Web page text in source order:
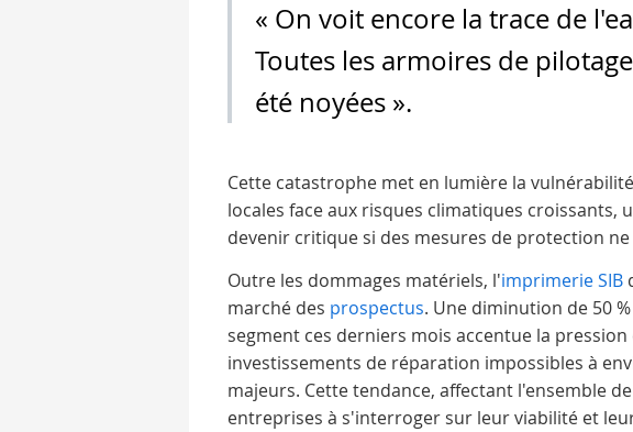
« On voit encore la trace de
Toutes les armoires de
été noyées ».
Cette catastrophe met en lumière la
locales face aux risques climatiques
devenir critique si des mesures de protection
Outre les dommages matériels, l'imprimerie SIB
marché des prospectus. Une diminution de 50
segment ces derniers mois accentue la
investissements de réparation impossibles à
majeurs. Cette tendance, affectant l'ensemble
entreprises à s'interroger sur leur viabilité et